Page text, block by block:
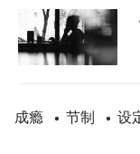
成瘾 • 节制 • 设